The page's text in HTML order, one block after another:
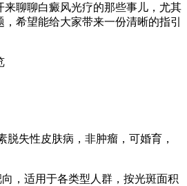
来聊聊白癜风光疗的那些事儿，尤其
希望能给大家带来一份清晰的指引
脱失性皮肤病，非肿瘤，可婚育，
，适用于各类型人群，按光斑面积